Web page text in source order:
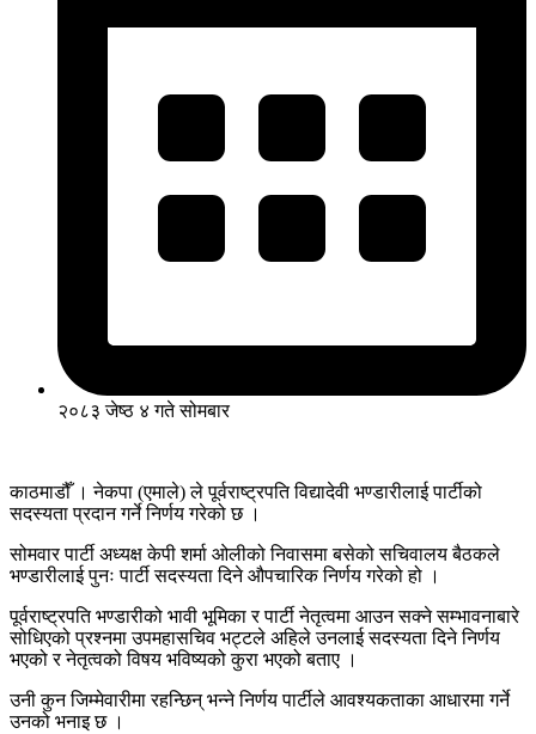
२०८३ जेष्ठ ४ गते सोमबार
काठमाडौँ । नेकपा (एमाले) ले पूर्वराष्ट्रपति विद्यादेवी भण्डारीलाई पार्टीको
सदस्यता प्रदान गर्ने निर्णय गरेको छ ।
सोमवार पार्टी अध्यक्ष केपी शर्मा ओलीको निवासमा बसेको सचिवालय बैठकले
भण्डारीलाई पुनः पार्टी सदस्यता दिने औपचारिक निर्णय गरेको हो ।
पूर्वराष्ट्रपति भण्डारीको भावी भूमिका र पार्टी नेतृत्वमा आउन सक्ने सम्भावनाबारे
सोधिएको प्रश्नमा उपमहासचिव भट्टले अहिले उनलाई सदस्यता दिने निर्णय
भएको र नेतृत्वको विषय भविष्यको कुरा भएको बताए ।
उनी कुन जिम्मेवारीमा रहन्छिन् भन्ने निर्णय पार्टीले आवश्यकताका आधारमा गर्ने
उनको भनाइ छ ।